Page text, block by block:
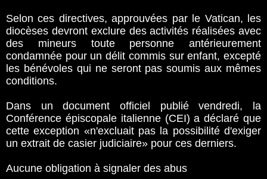
Selon ces directives, approuvées par le Vatican, les
diocèses devront exclure des activités réalisées avec
des mineurs toute personne antérieurement
condamnée pour un délit commis sur enfant, excepté
les bénévoles qui ne seront pas soumis aux mêmes
conditions.
Dans un document officiel publié vendredi, la
Conférence épiscopale italienne (CEI) a déclaré que
cette exception «n'excluait pas la possibilité d'exiger
un extrait de casier judiciaire» pour ces derniers.
Aucune obligation à signaler des abus